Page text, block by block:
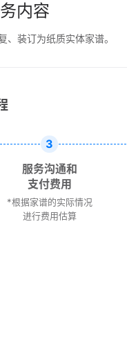
内容
装订为纸质实体家谱。
3
服务沟通和
支付费用
*根据家谱的实际情况
进行费用估算